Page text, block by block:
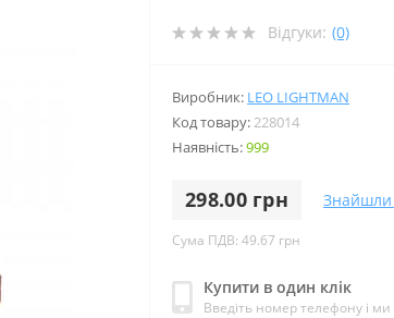
Відгуки: (0)
Виробник: LEO LIGHTMAN
Код товару:228014
Наявність:999
298.00 грн
Сума ПДВ: 49.67 грн
Купити в один клік
Введіть номер телефону і